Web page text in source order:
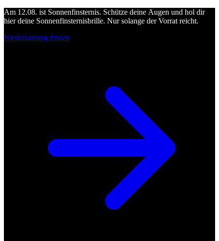
Am 12.08. ist Sonnenfinsternis. Schütze deine Augen und hol dir
hier deine Sonnenfinsternisbrille. Nur solange der Vorrat reicht.
Niederlassung finden